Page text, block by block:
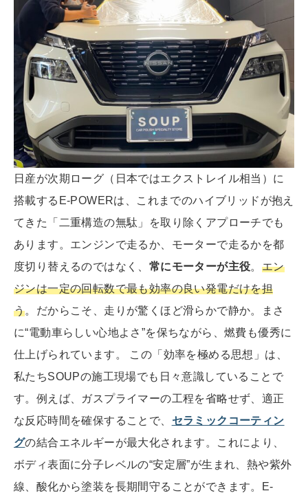
日産が次期ローグ（日本ではエクストレイル相当）に
搭載するE-POWERは、これまでのハイブリッドが抱え
てきた「二重構造の無駄」を取り除くアプローチでも
あります。エンジンで走るか、モーターで走るかを都
度切り替えるのではなく、 常にモーターが主役。 エン
ジンは一定の回転数で最も効率の良い発電だけを担
う。だからこそ、走りが驚くほど滑らかで静か。まさ
に“電動車らしい心地よさ”を保ちながら、燃費も優秀に
仕上げられています。 この「効率を極める思想」は、
私たちSOUPの施工現場でも日々意識していることで
す。例えば、ガスプライマーの工程を省略せず、適正
な反応時間を確保することで、 セラミックコーティン
グの結合エネルギーが最大化されます。これにより、
ボディ表面に分子レベルの“安定層”が生まれ、熱や紫外
線、酸化から塗装を長期間守ることができます。E-